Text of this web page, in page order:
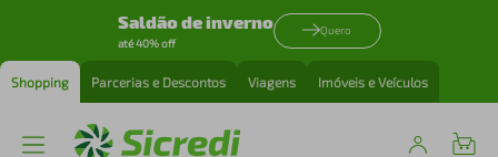
Saldão de inverno
até 40% off
Quero
Shopping Parcerias e Descontos Viagens Imóveis e Veículos